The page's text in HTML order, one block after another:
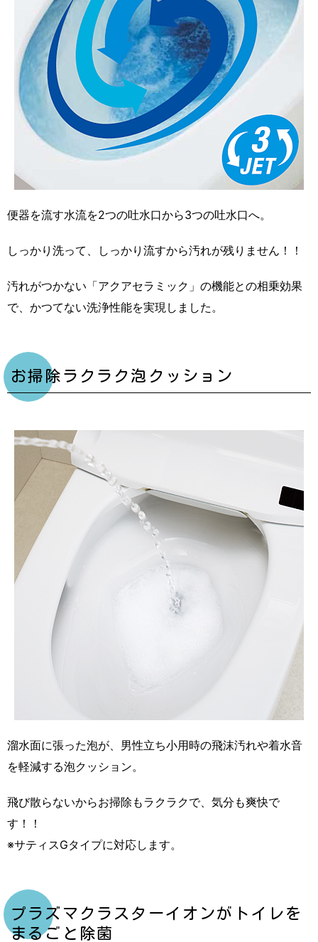
便器を流す水流を2つの吐水口から3つの吐水口へ。
しっかり洗って、しっかり流すから汚れが残りません！！
汚れがつかない「アクアセラミック」の機能との相乗効果
で、かつてない洗浄性能を実現しました。
お掃除ラクラク泡クッション
溜水面に張った泡が、男性立ち小用時の飛沫汚れや着水音
を軽減する泡クッション。
飛び散らないからお掃除もラクラクで、気分も爽快で
す！！
※サティスGタイプに対応します。
プラズマクラスターイオンがトイレを
まるごと除菌